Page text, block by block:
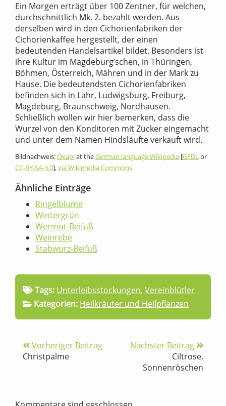
Ein Morgen erträgt über 100 Zentner, für welchen,
durchschnittlich Mk. 2. bezahlt werden. Aus
derselben wird in den Cichorienfabriken der
Cichorienkaffee hergestellt, der einen
bedeutenden Handelsartikel bildet. Besonders ist
ihre Kultur im Magdeburg’schen, in Thüringen,
Böhmen, Österreich, Mähren und in der Mark zu
Hause. Die bedeutendsten Cichorienfabriken
befinden sich in Lahr, Ludwigsburg, Freiburg,
Magdeburg, Braunschweig, Nordhausen.
Schließlich wollen wir hier bemerken, dass die
Wurzel von den Konditoren mit Zucker eingemacht
und unter dem Namen Hindsläufte verkauft wird.
Bildnachweis:Okapiat theGerman language Wikipedia [GFDLor
CC-BY-SA-3.0],via Wikimedia Commons
Ähnliche Einträge
Ringelblume
Wintergrün
Wermut-Beifuß
Weinrebe
Stabwurz-Beifuß
Tags: Unterleibsstockungen, Vereinblütler
Kategorien: Heilkräuter und Heilpflanzen
Vorheriger Beitrag
Christpalme
Nächster Beitrag
Ciltrose,
Sonnenröschen